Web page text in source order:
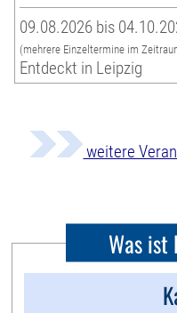
09.08.2026 bis
(mehrere Einzeltermine im
Entdeckt in Leipzig
weitere
Was ist